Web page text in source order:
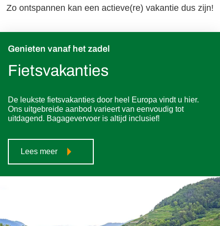
Zo ontspannen kan een actieve(re) vakantie dus zijn!
Genieten vanaf het zadel
Fietsvakanties
De leukste fietsvakanties door heel Europa vindt u hier.
Ons uitgebreide aanbod varieert van eenvoudig tot
uitdagend. Bagagevervoer is altijd inclusief!
Lees meer